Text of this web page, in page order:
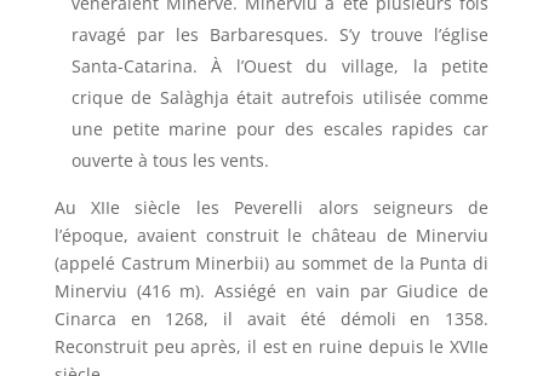
ravagé par les Barbaresques. S’y trouve l’église
Santa-Catarina. À l’Ouest du village, la petite
crique de Salàghja était autrefois utilisée comme
une petite marine pour des escales rapides car
ouverte à tous les vents.
Au XIIe siècle les Peverelli alors seigneurs de
l’époque, avaient construit le château de Minerviu
(appelé Castrum Minerbii) au sommet de la Punta di
Minerviu (416 m). Assiégé en vain par Giudice de
Cinarca en 1268, il avait été démoli en 1358.
Reconstruit peu après, il est en ruine depuis le XVIIe